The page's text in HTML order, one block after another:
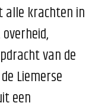
alle krachten in
van de
Liemerse
een